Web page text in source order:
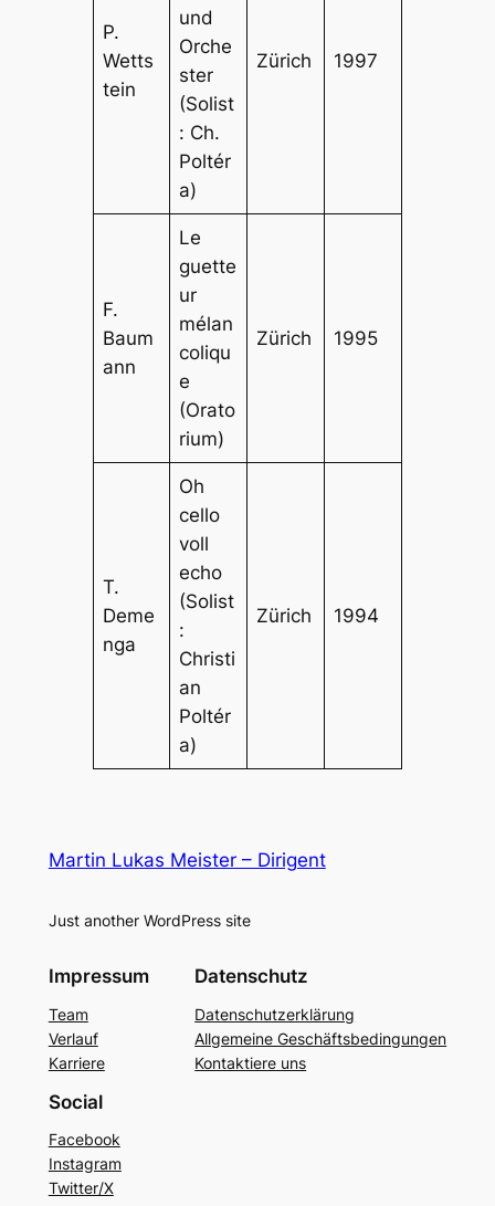
P.
Wetts
tein
und
Orche
ster
(Solist
: Ch.
Poltér
a)
Zürich 1997
F.
Baum
ann
Le
guette
ur
mélan
coliqu
e
(Orato
rium)
Zürich 1995
T.
Deme
nga
Oh
cello
voll
echo
(Solist
:
Christi
an
Poltér
a)
Zürich 1994
Martin Lukas Meister – Dirigent
Just another WordPress site
Impressum
Team
Verlauf
Karriere
Datenschutz
Datenschutzerklärung
Allgemeine Geschäftsbedingungen
Kontaktiere uns
Social
Facebook
Instagram
Twitter/X